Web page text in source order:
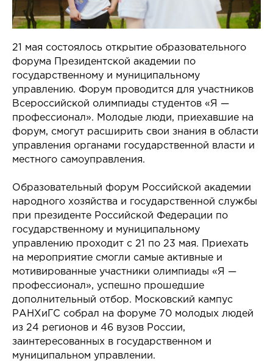
21 мая состоялось открытие образовательного
форума Президентской академии по
государственному и муниципальному
управлению. Форум проводится для участников
Всероссийской олимпиады студентов «Я —
профессионал». Молодые люди, приехавшие на
форум, смогут расширить свои знания в области
управления органами государственной власти и
местного самоуправления.
Образовательный форум Российской академии
народного хозяйства и государственной службы
при президенте Российской Федерации по
государственному и муниципальному
управлению проходит с 21 по 23 мая. Приехать
на мероприятие смогли самые активные и
мотивированные участники олимпиады «Я —
профессионал», успешно прошедшие
дополнительный отбор. Московский кампус
РАНХиГС собрал на форуме 70 молодых людей
из 24 регионов и 46 вузов России,
заинтересованных в государственном и
муниципальном управлении.